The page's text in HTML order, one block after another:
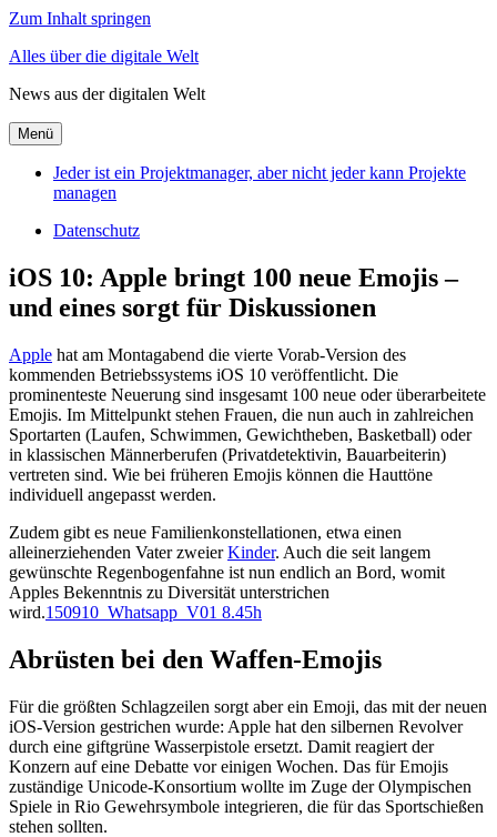
Zum Inhalt springen
Alles über die digitale Welt
News aus der digitalen Welt
Menü
Jeder ist ein Projektmanager, aber nicht jeder kann Projekte
managen
Datenschutz
iOS 10: Apple bringt 100 neue Emojis –
und eines sorgt für Diskussionen
Apple hat am Montagabend die vierte Vorab-Version des
kommenden Betriebssystems iOS 10 veröffentlicht. Die
prominenteste Neuerung sind insgesamt 100 neue oder überarbeitete
Emojis. Im Mittelpunkt stehen Frauen, die nun auch in zahlreichen
Sportarten (Laufen, Schwimmen, Gewichtheben, Basketball) oder
in klassischen Männerberufen (Privatdetektivin, Bauarbeiterin)
vertreten sind. Wie bei früheren Emojis können die Hauttöne
individuell angepasst werden.
Zudem gibt es neue Familienkonstellationen, etwa einen
alleinerziehenden Vater zweierKinder. Auch die seit langem
gewünschte Regenbogenfahne ist nun endlich an Bord, womit
Apples Bekenntnis zu Diversität unterstrichen
wird.150910_Whatsapp_V01 8.45h
Abrüsten bei den Waffen-Emojis
Für die größten Schlagzeilen sorgt aber ein Emoji, das mit der neuen
iOS-Version gestrichen wurde: Apple hat den silbernen Revolver
durch eine giftgrüne Wasserpistole ersetzt. Damit reagiert der
Konzern auf eine Debatte vor einigen Wochen. Das für Emojis
zuständige Unicode-Konsortium wollte im Zuge der Olympischen
Spiele in Rio Gewehrsymbole integrieren, die für das Sportschießen
stehen sollten.